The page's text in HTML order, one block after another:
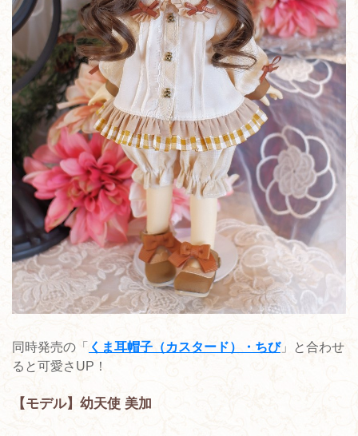
同時発売の「 くま耳帽子（カスタード）・ちび」と合わせ
ると可愛さUP！
【モデル】幼天使 美加